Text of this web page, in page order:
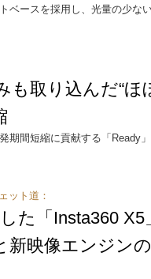
ベースを採用し、光量の少な
も取り込んだ“ほ
期間短縮に貢献する「Ready
ット道：
た「Insta360
新映像エンジン